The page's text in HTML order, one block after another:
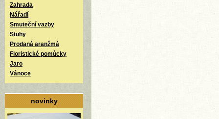
Zahrada
Nářadí
Smuteční vazby
Stuhy
Prodaná aranžmá
Floristické pomůcky
Jaro
Vánoce
novinky